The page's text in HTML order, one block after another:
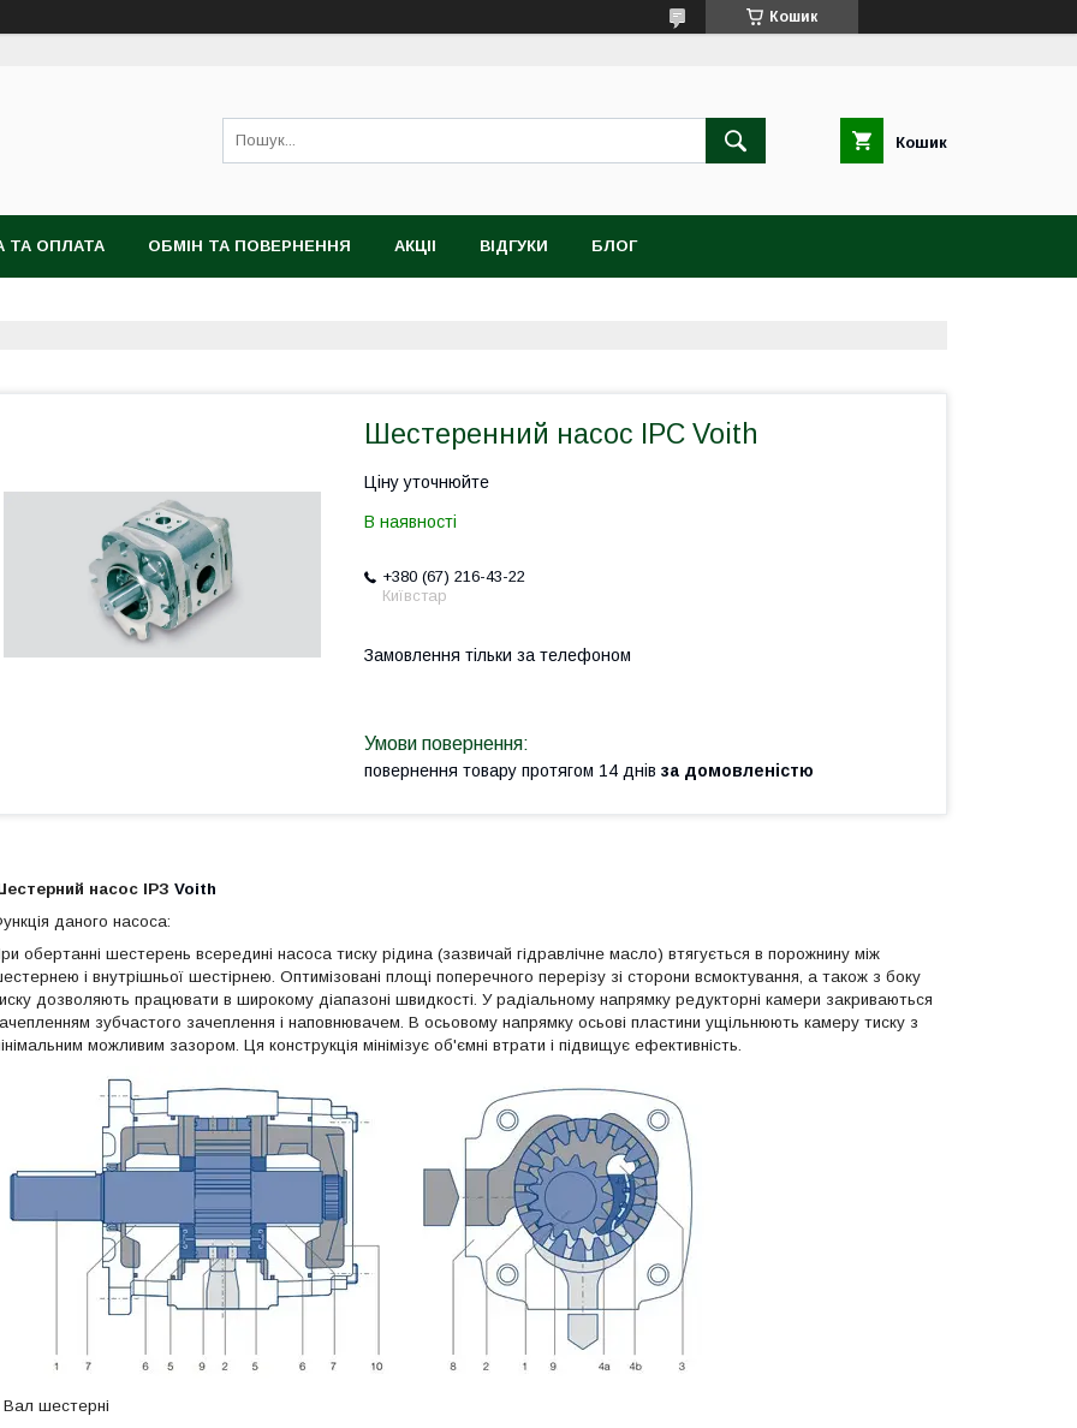
Кошик
Кошик
ТА ОПЛАТА ОБМІН ТА ПОВЕРНЕННЯ АКЦІІ ВІДГУКИ БЛОГ
Шестеренний насос ІРС Voith
Ціну уточнюйте
В наявності
+380 (67) 216-43-22
Київстар
Замовлення тільки за телефоном
повернення товару протягом 14 днів за домовленістю
насос IPЗ Voith
даного насоса:
обертанні шестерень всередині насоса тиску рідина (зазвичай гідравлічне масло) втягується в порожнину між
і внутрішньої шестірнею. Оптимізовані площі поперечного перерізу зі сторони всмоктування, а також з боку
дозволяють працювати в широкому діапазоні швидкості. У радіальному напрямку редукторні камери закриваються
зубчастого зачеплення і наповнювачем. В осьовому напрямку осьові пластини ущільнюють камеру тиску з
можливим зазором. Ця конструкція мінімізує об'ємні втрати і підвищує ефективність.
Вал шестерні